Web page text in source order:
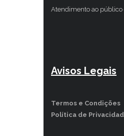
Atendimento ao público
Avisos Legais
Termos e Condições
Política de